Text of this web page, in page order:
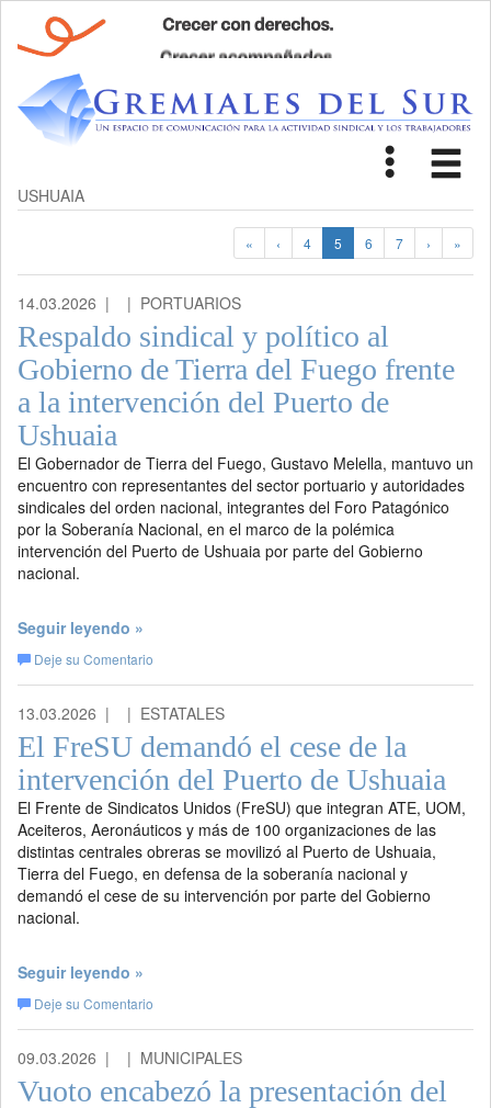
Toggle
USHUAIA
« ‹ 4 5 6 7 › »
14.03.2026 | | PORTUARIOS
Respaldo sindical y político al
Gobierno de Tierra del Fuego frente
a la intervención del Puerto de
Ushuaia
El Gobernador de Tierra del Fuego, Gustavo Melella, mantuvo un
encuentro con representantes del sector portuario y autoridades
sindicales del orden nacional, integrantes del Foro Patagónico
por la Soberanía Nacional, en el marco de la polémica
intervención del Puerto de Ushuaia por parte del Gobierno
nacional.
Seguir leyendo »
Deje su Comentario
13.03.2026 | | ESTATALES
El FreSU demandó el cese de la
intervención del Puerto de Ushuaia
El Frente de Sindicatos Unidos (FreSU) que integran ATE, UOM,
Aceiteros, Aeronáuticos y más de 100 organizaciones de las
distintas centrales obreras se movilizó al Puerto de Ushuaia,
Tierra del Fuego, en defensa de la soberanía nacional y
demandó el cese de su intervención por parte del Gobierno
nacional.
Seguir leyendo »
Deje su Comentario
09.03.2026 | | MUNICIPALES
Vuoto encabezó la presentación del